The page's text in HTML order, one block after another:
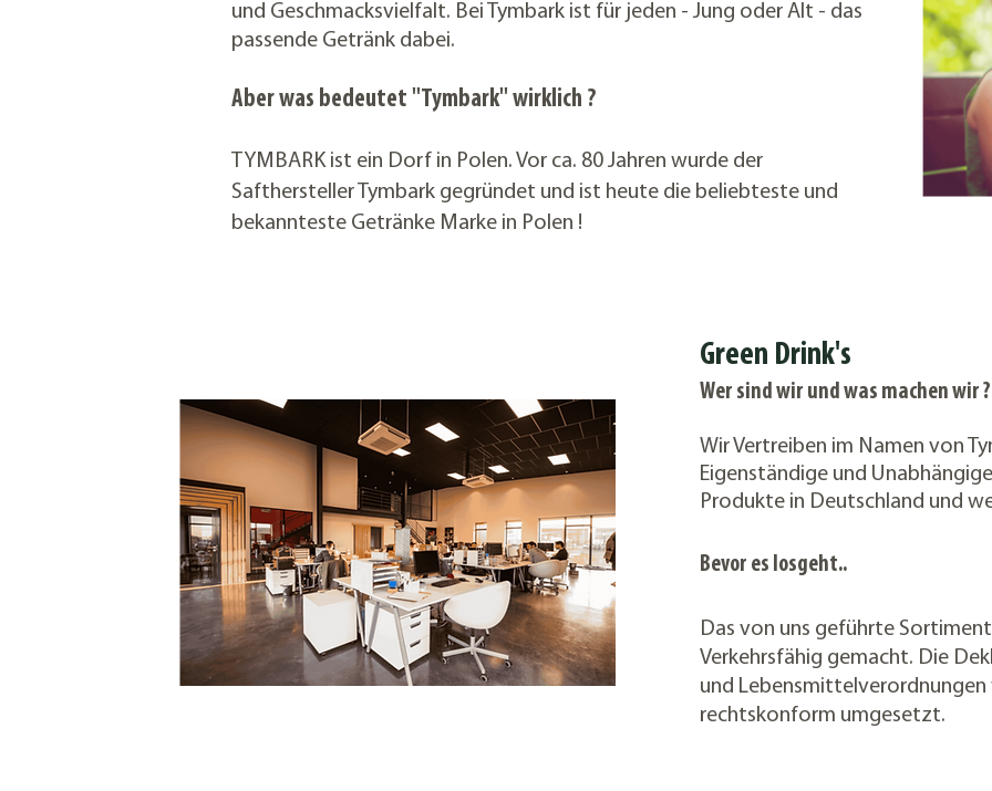
und Geschmacksvielfalt. Bei Tymbark ist für jeden - Jung oder Alt - das
passende Getränk dabei.
Aber was bedeutet ''Tymbark'' wirklich ?
TYMBARK ist ein Dorf in Polen. Vor ca. 80 Jahren wurde der
Safthersteller Tymbark gegründet und ist heute die beliebteste und
bekannteste Getränke Marke in Polen !
Green Drink's
Wer sind wir und was machen wir
Wir Vertreiben im Namen von
Eigenständige und Unabhä
Produkte in Deutschland und
Bevor es losgeht..
Das von uns geführte
Verkehrsfähig gemacht. Die
und Lebensmittelverordnungen
rechtskonform umgesetzt.